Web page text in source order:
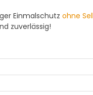
Einmalschutz ohne
zuverlässig!